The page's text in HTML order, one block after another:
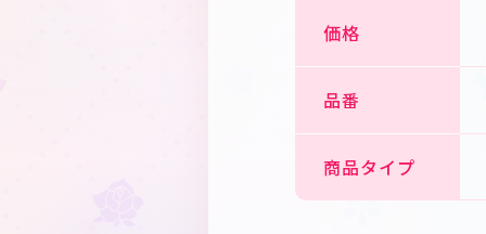
価格
品番
商品タイプ